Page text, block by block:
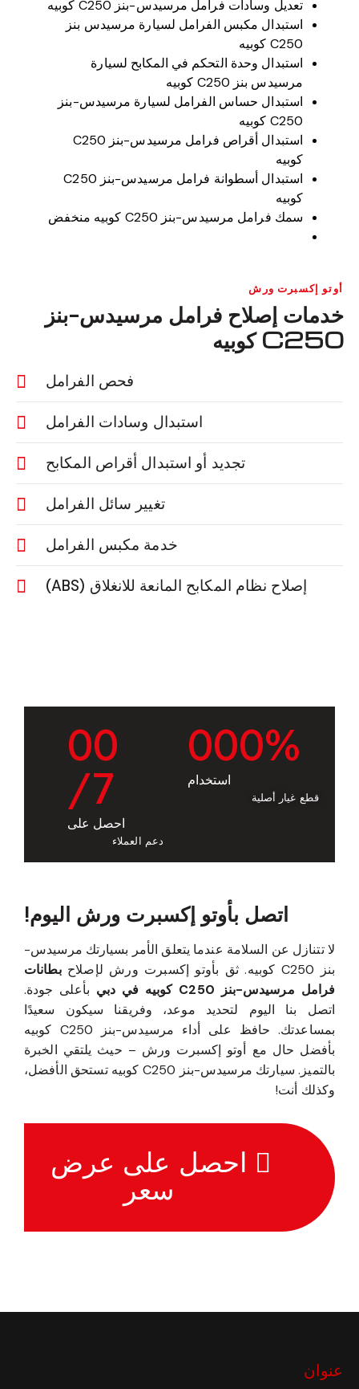
تعديل وسادات فرامل مرسيدس-بنز C250 كوبيه
استبدال مكبس الفرامل لسيارة مرسيدس بنز
C250 كوبيه
استبدال وحدة التحكم في المكابح لسيارة
مرسيدس بنز C250 كوبيه
استبدال حساس الفرامل لسيارة مرسيدس-بنز
C250 كوبيه
استبدال أقراص فرامل مرسيدس-بنز C250
كوبيه
استبدال أسطوانة فرامل مرسيدس-بنز C250
كوبيه
سمك فرامل مرسيدس-بنز C250 كوبيه منخفض
أوتو إكسبرت ورش
خدمات إصلاح فرامل مرسيدس-بنز
C250 كوبيه
فحص الفرامل
استبدال وسادات الفرامل
تجديد أو استبدال أقراص المكابح
تغيير سائل الفرامل
خدمة مكبس الفرامل
إصلاح نظام المكابح المانعة للانغلاق (ABS)
000%
استخدام
قطع غيار أصلية
00
/7
احصل على
دعم العملاء
اتصل بأوتو إكسبرت ورش اليوم!
لا تتنازل عن السلامة عندما يتعلق الأمر بسيارتك مرسيدس-
بنز C250 كوبيه. ثق بأوتو إكسبرت ورش لإصلاح
بطانات
فرامل مرسيدس-بنز C250 كوبيه في دبي
بأعلى جودة.
اتصل بنا اليوم لتحديد موعد، وفريقنا سيكون سعيدًا
بمساعدتك. حافظ على أداء مرسيدس-بنز C250 كوبيه
بأفضل حال مع أوتو إكسبرت ورش – حيث يلتقي الخبرة
بالتميز. سيارتك مرسيدس-بنز C250 كوبيه تستحق الأفضل،
وكذلك أنت!
احصل على عرض
سعر
عنوان